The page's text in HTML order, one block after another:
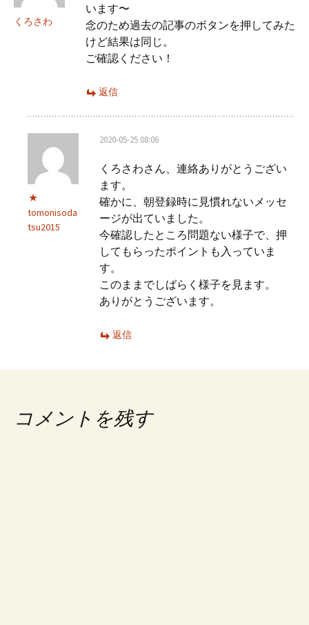
くろさわ
います〜
念のため過去の記事のボタンを押してみた
けど結果は同じ。
ご確認ください！
返信
tomonisoda
tsu2015
2020-05-25 08:06
くろさわさん、連絡ありがとうござい
ます。
確かに、朝登録時に見慣れないメッセ
ージが出ていました。
今確認したところ問題ない様子で、押
してもらったポイントも入っていま
す。
このままでしばらく様子を見ます。
ありがとうございます。
返信
コメントを残す